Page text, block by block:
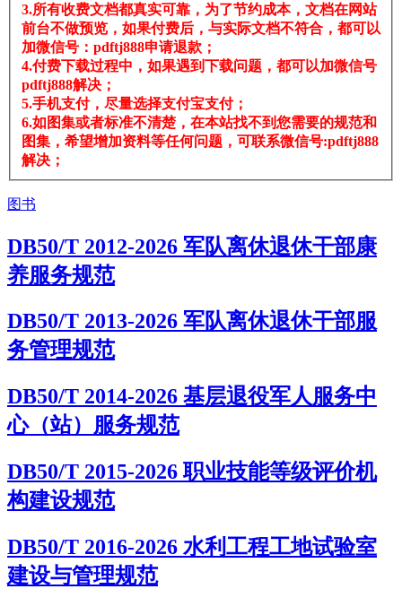
3.所有收费文档都真实可靠，为了节约成本，文档在网站
前台不做预览，如果付费后，与实际文档不符合，都可以
加微信号：pdftj888申请退款；
4.付费下载过程中，如果遇到下载问题，都可以加微信号
pdftj888解决；
5.手机支付，尽量选择支付宝支付；
6.如图集或者标准不清楚，在本站找不到您需要的规范和
图集，希望增加资料等任何问题，可联系微信号:pdftj888
解决；
图书
DB50/T 2012-2026 军队离休退休干部康
养服务规范
DB50/T 2013-2026 军队离休退休干部服
务管理规范
DB50/T 2014-2026 基层退役军人服务中
心（站）服务规范
DB50/T 2015-2026 职业技能等级评价机
构建设规范
DB50/T 2016-2026 水利工程工地试验室
建设与管理规范